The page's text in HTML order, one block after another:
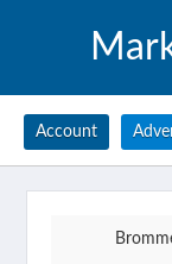
Account